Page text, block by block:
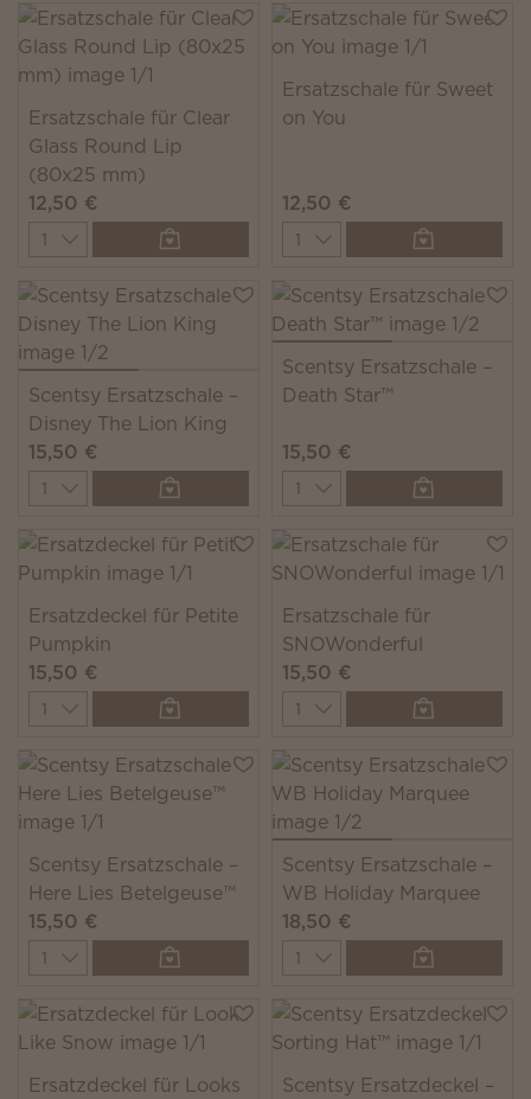
Ersatzschale für Clear
Glass Round Lip
(80x25 mm)
12,50 €
Quantity
Ersatzschale für Sweet
on You
12,50 €
Quantity
Scentsy Ersatzschale –
Disney The Lion King
15,50 €
Quantity
Scentsy Ersatzschale –
Death Star™
15,50 €
Quantity
Ersatzdeckel für Petite
Pumpkin
15,50 €
Quantity
Ersatzschale für
SNOWonderful
15,50 €
Quantity
Scentsy Ersatzschale –
Here Lies Betelgeuse™
15,50 €
Quantity
Scentsy Ersatzschale –
WB Holiday Marquee
18,50 €
Quantity
Ersatzdeckel für Looks
Scentsy Ersatzdeckel –